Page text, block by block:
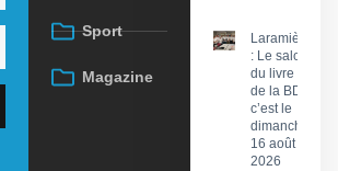
Sport
Magazine
Laramière
: Le salon
du livre et
de la BD,
c’est le
dimanche
16 août
2026